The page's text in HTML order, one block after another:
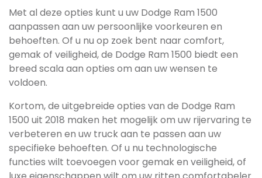
Met al deze opties kunt u uw Dodge Ram 1500
aanpassen aan uw persoonlijke voorkeuren en
behoeften. Of u nu op zoek bent naar comfort,
gemak of veiligheid, de Dodge Ram 1500 biedt een
breed scala aan opties om aan uw wensen te
voldoen.
Kortom, de uitgebreide opties van de Dodge Ram
1500 uit 2018 maken het mogelijk om uw rijervaring te
verbeteren en uw truck aan te passen aan uw
specifieke behoeften. Of u nu technologische
functies wilt toevoegen voor gemak en veiligheid, of